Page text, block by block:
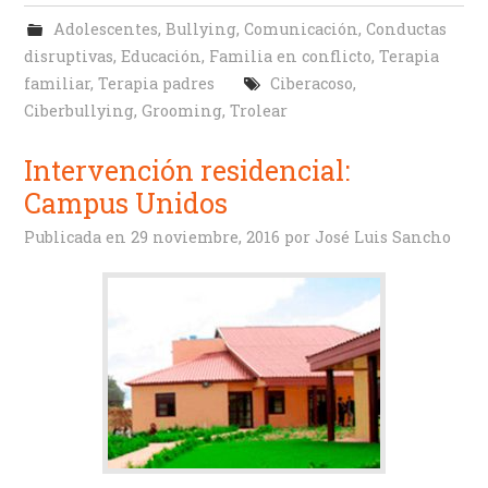
Adolescentes, Bullying, Comunicación, Conductas
disruptivas,Educación, Familia en conflicto,Terapia
familiar,Terapia padres Ciberacoso,
Ciberbullying,Grooming,Trolear
Intervención residencial:
Campus Unidos
Publicada en29 noviembre, 2016 por José Luis Sancho